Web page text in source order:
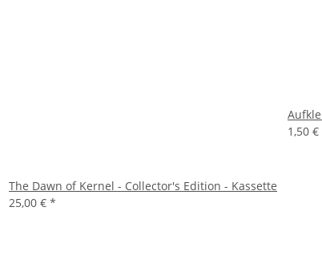
The Dawn of Kernel - Collector's Edition - Kassette
25,00 € *
1,50 €